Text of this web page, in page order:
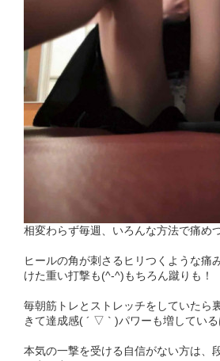
相変わらず毎週、いろんな方法で痛め
ヒールの角が刺さるヒリつくような痛
けた重い打撃も(^-^)もちろん蹴りも！
毎朝筋トレとストレッチをしていたら
きて達成感( ´ ▽ ` )パワーも増してい
本気の一撃を受ける自信がない方は、